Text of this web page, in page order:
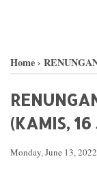
Home›
(KAMIS,
Monday, June 13, 2022